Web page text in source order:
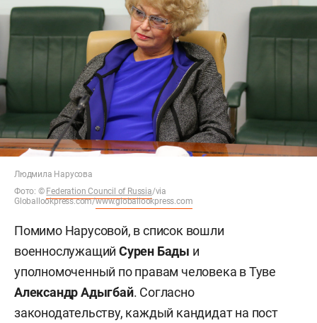
Людмила Нарусова
Фото: © Federation Council of Russia/via
Globallookpress.com/www.globallookpress.com
Помимо Нарусовой, в список вошли
военнослужащийСурен Бады и
уполномоченный по правам человека в Туве
Александр Адыгбай. Согласно
законодательству, каждый кандидат на пост